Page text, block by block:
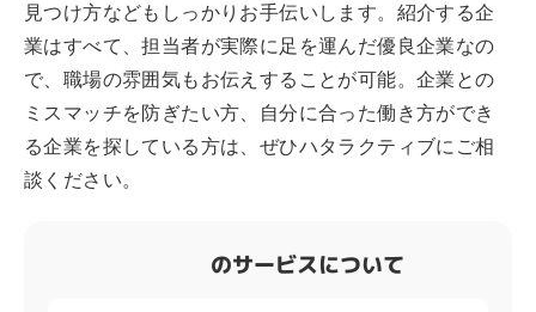
見つけ方などもしっかりお手伝いします。紹介する企
業はすべて、担当者が実際に足を運んだ優良企業なの
で、職場の雰囲気もお伝えすることが可能。企業との
ミスマッチを防ぎたい方、自分に合った働き方ができ
る企業を探している方は、ぜひハタラクティブにご相
談ください。
のサービスについて